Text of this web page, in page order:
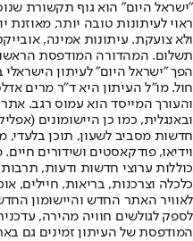
"ישראל היום" הוא גוף תקשורת
ראוי לעיתונות טובה יותר,
ולא צועקת. עיתונות אמינה,
הפך "ישראל היום" לעיתון
חול. מו"ל העיתון היא ד"ר מרים
והעורך המייסד הוא עמוס רגב.
חדשות מסביב לשעון, תוכן בלעדי,
וידיאו, פודקאסטים ושידורים
כוללות ערוצי חדשות ודעות, תרבות
לאוויר האתר החדש והיישומון
לספק לגולשים חוויה מהירה,
המודפסת של העיתון זמינים גם